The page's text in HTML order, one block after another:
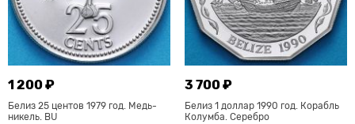
1 200 ₽
Белиз 25 центов 1979 год. Медь-
никель. BU
3 700 ₽
Белиз 1 доллар 1990 год. Корабль
Колумба. Серебро